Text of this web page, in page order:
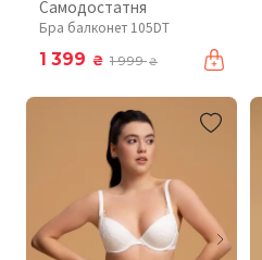
Самодостатня
Бра балконет 105DT
1 399 ₴ 1 999₴